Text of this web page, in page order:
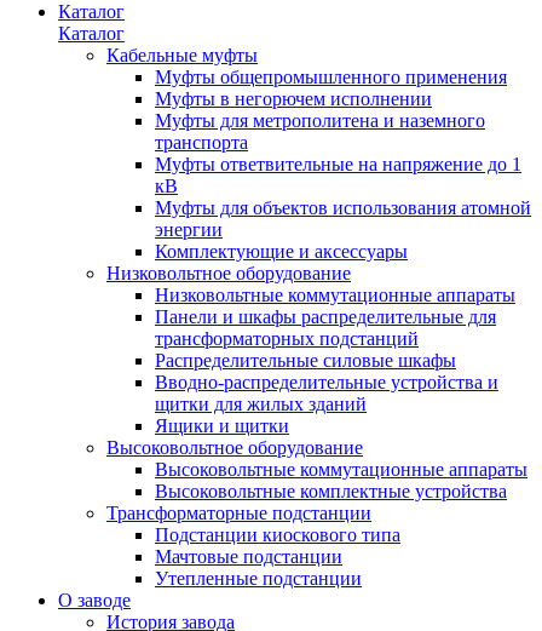
Каталог
Каталог
Кабельные муфты
Муфты общепромышленного применения
Муфты в негорючем исполнении
Муфты для метрополитена и наземного
транспорта
Муфты ответвительные на напряжение до 1
кВ
Муфты для объектов использования атомной
энергии
Комплектующие и аксессуары
Низковольтное оборудование
Низковольтные коммутационные аппараты
Панели и шкафы распределительные для
трансформаторных подстанций
Распределительные силовые шкафы
Вводно-распределительные устройства и
щитки для жилых зданий
Ящики и щитки
Высоковольтное оборудование
Высоковольтные коммутационные аппараты
Высоковольтные комплектные устройства
Трансформаторные подстанции
Подстанции киоскового типа
Мачтовые подстанции
Утепленные подстанции
О заводе
История завода